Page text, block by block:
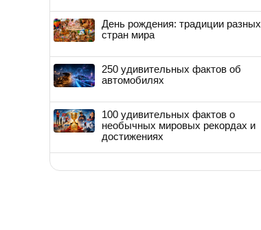
День рождения: традиции разных
стран мира
250 удивительных фактов об
автомобилях
100 удивительных фактов о
необычных мировых рекордах и
достижениях